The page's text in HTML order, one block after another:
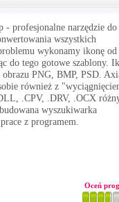
- profesjonalne narzędzie do
wszystkich
wykonamy ikonę od
do tego gotowe szablony.
PNG, BMP, PSD.
również z
.CPV, .DRV, .OCX
wyszukiwarka
z programem.
Oceń